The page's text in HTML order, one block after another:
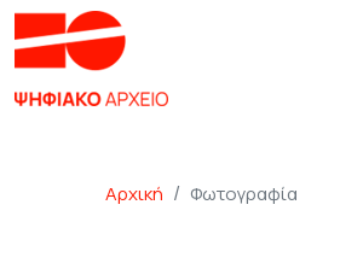
Αρχική Φωτογραφία